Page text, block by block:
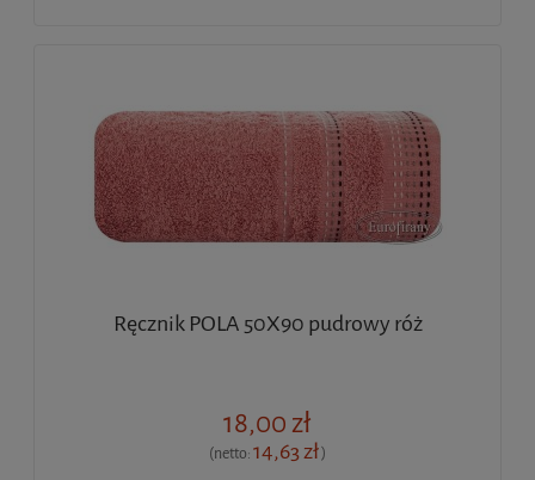
Ręcznik POLA 50X90 pudrowy róż
18,00 zł
(netto:14,63 zł)